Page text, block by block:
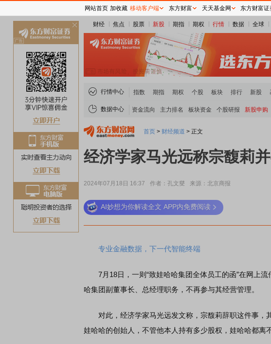
财经 焦点 股票 新股 期指 期权 行情 数据 全球
行情中心 指数 期指 期权 个股 板块 排行 新股
数据中心 资金流向 主力排名 板块资金 个股研报 新股申购
首页 > 财经频道 > 正文
经济学家马光远称宗馥莉
2024年07月18日 16:37 作者：孔文燮 来源：北京商报
AI妙想为你解读全文 APP内免费阅读
专业金融数据，下一代智能终端
7月18日，一则“致娃哈哈集团全体员工的函”在网上流
哈集团副董事长、总经理职务，不再参与其经营管理。
对此，经济学家马光远发文称，宗馥莉辞职这件事，
娃哈哈的创始人，不管他本人持有多少股权，娃哈哈都离
稀土板块领涨
网站首页 加收藏 移动客户端 东方财富 天天基金网 东方财富证
关